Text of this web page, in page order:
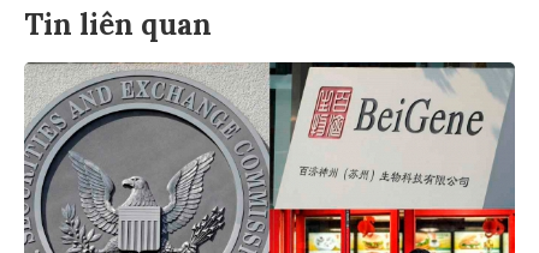
Tin liên quan